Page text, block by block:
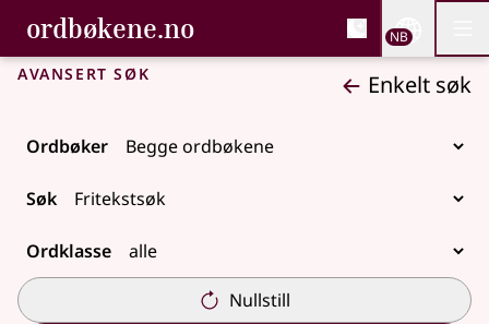
Gå til hovedinnhold
Tilgjengelighet
ordbøkene.no, Bokmålsordboka og
Bokmålsordboka og Nynorskordboka
NB
Avansert søk Enkelt søk
Ordbøker
Søk
Ordklasse
Nullstill